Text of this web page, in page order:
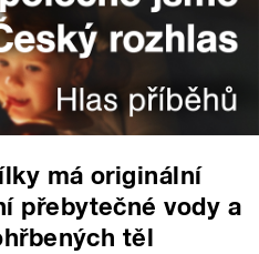
má originální
přebytečné vody a
těl